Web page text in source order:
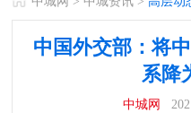
中国外交部：将
系降
中城网